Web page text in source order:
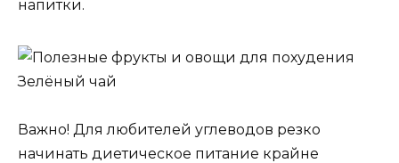
напитки.
Зелёный чай
Важно! Для любителей углеводов резко
начинать диетическое питание крайне